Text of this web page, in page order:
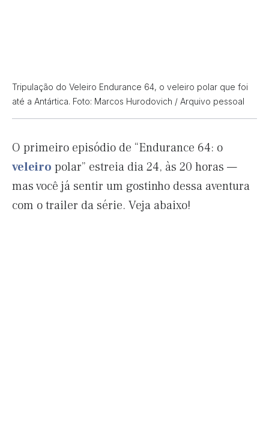
Tripulação do Veleiro Endurance 64, o veleiro polar que foi
até a Antártica. Foto: Marcos Hurodovich / Arquivo pessoal
O primeiro episódio de “Endurance 64: o
veleiro polar” estreia dia 24, às 20 horas —
mas você já sentir um gostinho dessa aventura
com o trailer da série. Veja abaixo!